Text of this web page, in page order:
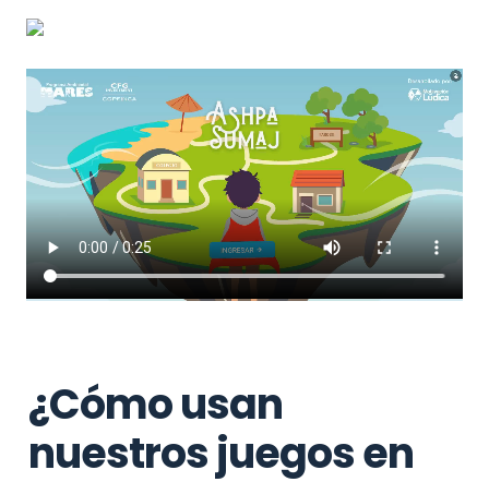
¿Cómo usan
nuestros juegos en